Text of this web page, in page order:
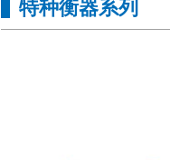
特种衡器系列